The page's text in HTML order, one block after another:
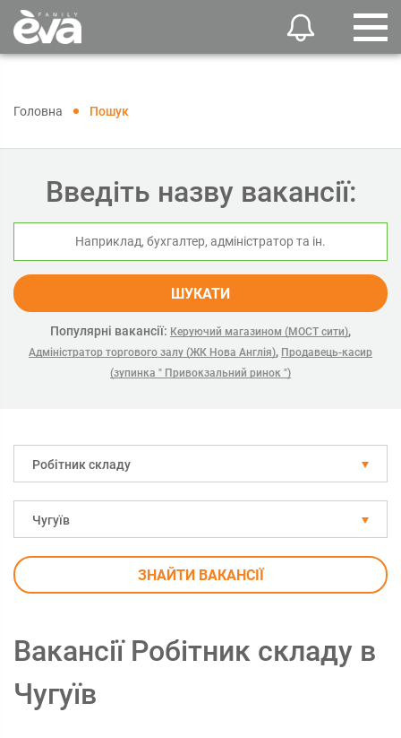
Головна Пошук
Введіть назву вакансії:
ШУКАТИ
Популярні вакансії: Керуючий магазином (МОСТ сити),
Адміністратор торгового залу (ЖК Нова Англія), Продавець-касир
(зупинка " Привокзальний ринок ")
Робітник складу
Чугуїв
ЗНАЙТИ ВАКАНСІЇ
Вакансії Робітник складу в
Чугуїв